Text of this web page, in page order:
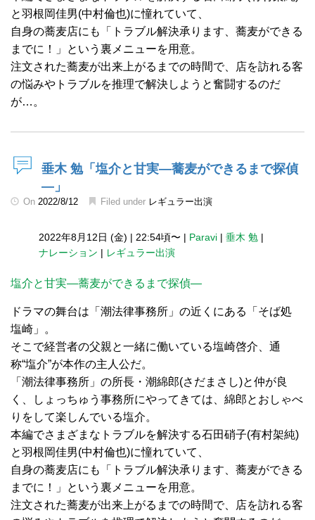
と羽根岡佳男(中村倫也)に憧れていて、
自身の蕎麦店にも「トラブル解決承ります、蕎麦ができる
までに！」という裏メニューを用意。
注文された蕎麦が出来上がるまでの時間で、店を訪れる客
の悩みやトラブルを推理で解決しようと奮闘するのだ
が…。
垂木 勉「塩介と甘実―蕎麦ができるまで探偵
―」
On 2022/8/12 Filed under レギュラー出演
2022年8月12日 (金) | 22:54頃〜 | Paravi | 垂木 勉 |
ナレーション | レギュラー出演
塩介と甘実―蕎麦ができるまで探偵―
ドラマの舞台は「潮法律事務所」の近くにある「そば処
塩崎」。
そこで経営者の父親と一緒に働いている塩崎啓介、通
称“塩介”が本作の主人公だ。
「潮法律事務所」の所長・潮綿郎(さだまさし)と仲が良
く、しょっちゅう事務所にやってきては、綿郎とおしゃべ
りをして楽しんでいる塩介。
本編でさまざまなトラブルを解決する石田硝子(有村架純)
と羽根岡佳男(中村倫也)に憧れていて、
自身の蕎麦店にも「トラブル解決承ります、蕎麦ができる
までに！」という裏メニューを用意。
注文された蕎麦が出来上がるまでの時間で、店を訪れる客